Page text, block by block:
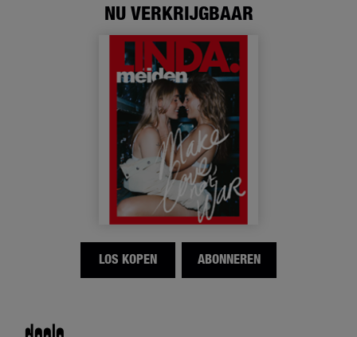
NU VERKRIJGBAAR
LOS KOPEN ABONNEREN